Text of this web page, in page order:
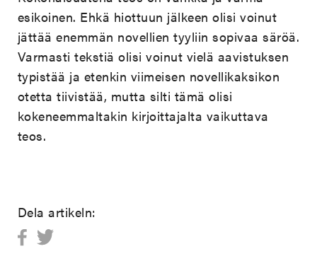
esikoinen. Ehkä hiottuun jälkeen olisi voinut
jättää enemmän novellien tyyliin sopivaa säröä.
Varmasti tekstiä olisi voinut vielä aavistuksen
typistää ja etenkin viimeisen novellikaksikon
otetta tiivistää, mutta silti tämä olisi
kokeneemmaltakin kirjoittajalta vaikuttava
teos.
Dela artikeln: